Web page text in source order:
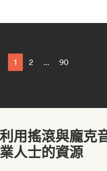
1 2 ... 90
用搖滾與龐克
業人士的資源